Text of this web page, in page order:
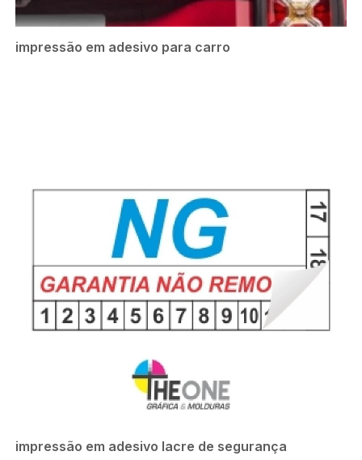
impressão em adesivo para carro
impressão em adesivo lacre de segurança